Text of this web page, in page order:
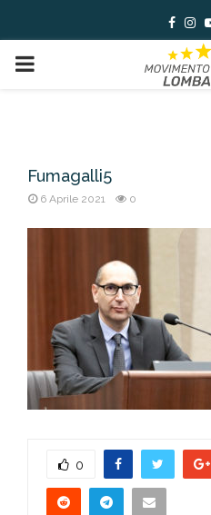
PRIMARY
Fumagalli5
6 Aprile 2021 0
0